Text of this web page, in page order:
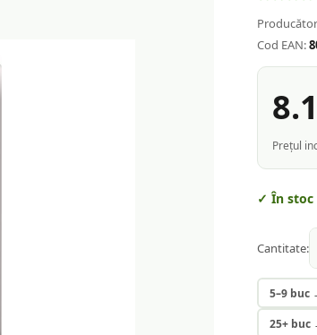
Cod EAN:
Prețul
✓ În
Cantitate:
5–9 buc
25+ buc